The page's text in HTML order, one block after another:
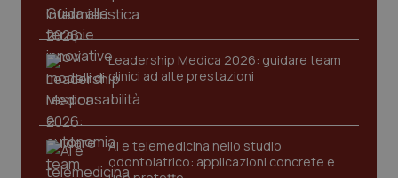
Leadership Medica 2026: guidare team
clinici ad alte prestazioni
AI e telemedicina nello studio
odontoiatrico: applicazioni concrete e
CookieScriptConsent